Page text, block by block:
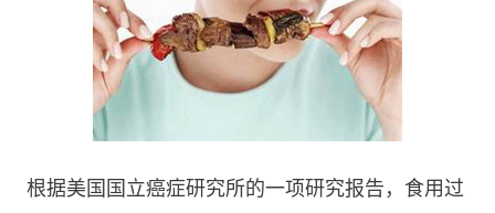
根据美国国立癌症研究所的一项研究报告，食用过